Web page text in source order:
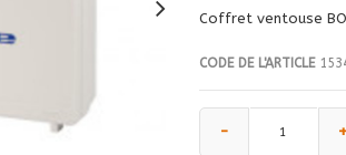
Coffret ventouse BO
CODE DE L'ARTICLE
- +